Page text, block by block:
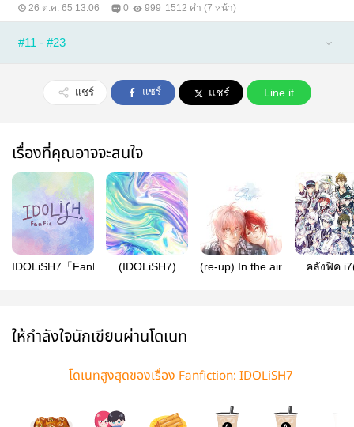
26 ต.ค. 65 13:06 0 999 1512 คำ (7 หน้า)
#11 - #23
แชร์ แชร์ แชร์ Line it
เรื่องที่คุณอาจจะสนใจ
IDOLiSH7「FanFic」 (IDOLiSH7)
(re-up) In the air คลังฟิค
ให้กำลังใจนักเขียนผ่านโดเนท
โดเนทสูงสุดของเรื่อง Fanfiction: IDOLiSH7